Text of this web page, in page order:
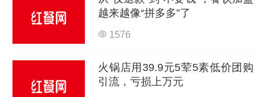
越来越像“拼多多”了
1576
火锅店用39.9元5荤5素低价团购
引流，亏损上万元